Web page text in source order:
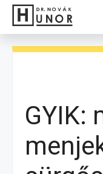
Kilépés
tartalomba
GYIK: